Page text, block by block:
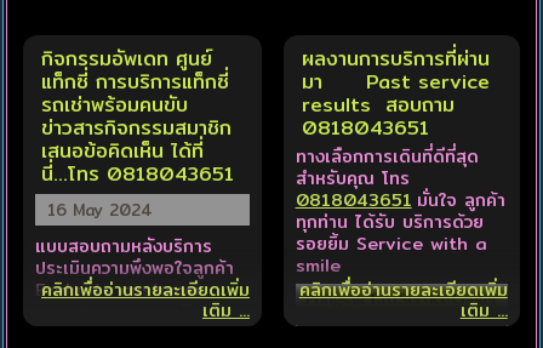
กิจกรรมอัพเดท ศูนย์
แท็กซี่ การบริการแท็กซี่
รถเช่าพร้อมคนขับ
ข่าวสารกิจกรรมสมาชิก
เสนอข้อคิดเห็น ได้ที่
นี่...โทร 0818043651
16 May 2024
แบบสอบถามหลังบริการ
ประเมินความพึงพอใจลูกค้า
Evaluate customer
satisfaction ขอเรียนเชิญ
ร่วม แสดงข้อเสนอแนะ ได้
คลิกเพื่ออ่านรายละเอียดเพิ่ม
เติม ...
ผลงานการบริการที่ผ่าน
มา Past service
results สอบถาม
0818043651
ทางเลือกการเดินที่ดีที่สุด
สำหรับคุณ โทร
0818043651 มั่นใจ ลูกค้า
ทุกท่าน ได้รับ บริการด้วย
รอยยิ้ม Service with a
smile
คลิกเพื่ออ่านรายละเอียดเพิ่ม
เติม ...